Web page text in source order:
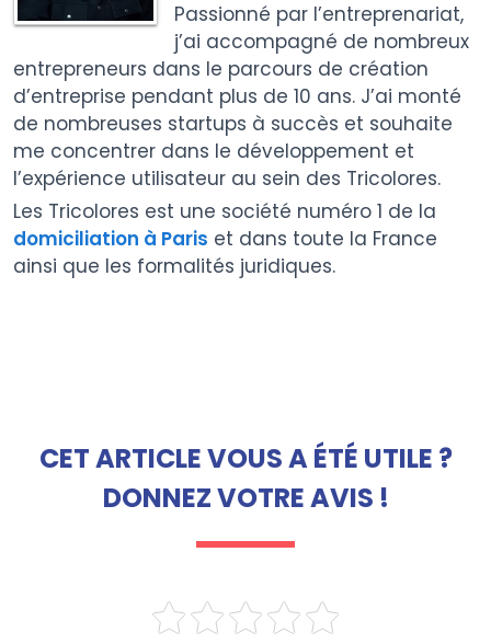
Passionné par l’entreprenariat,
j’ai accompagné de nombreux
entrepreneurs dans le parcours de création
d’entreprise pendant plus de 10 ans. J’ai monté
de nombreuses startups à succès et souhaite
me concentrer dans le développement et
l’expérience utilisateur au sein des Tricolores.
Les Tricolores est une société numéro 1 de la
domiciliation à Paris et dans toute la France
ainsi que les formalités juridiques.
CET ARTICLE VOUS A ÉTÉ UTILE ?
DONNEZ VOTRE AVIS !